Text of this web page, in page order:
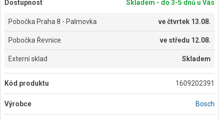
Dostupnost Skladem - do 3-5 dnů u Vás
Pobočka Praha 8 - Palmovka večtvrtek 13.08.
Pobočka Řevnice ve středu 12.08.
Externí sklad Skladem
Kód produktu 1609202391
Výrobce Bosch